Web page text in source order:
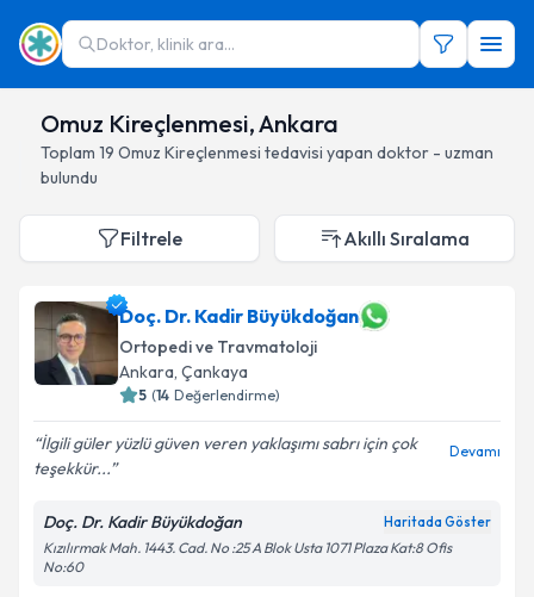
Doktor, klinik ara...
Omuz Kireçlenmesi, Ankara
Toplam 19 Omuz Kireçlenmesi tedavisi yapan doktor - uzman
bulundu
Filtrele Akıllı Sıralama
Doç. Dr. Kadir Büyükdoğan
Ortopedi ve Travmatoloji
Ankara, Çankaya
5 (14 Değerlendirme)
İlgili güler yüzlü güven veren yaklaşımı sabrı için çok
teşekkür...
Devamı
Doç. Dr. Kadir Büyükdoğan Haritada Göster
Kızılırmak Mah. 1443. Cad. No :25 A Blok Usta 1071 Plaza Kat:8 Ofis
No:60